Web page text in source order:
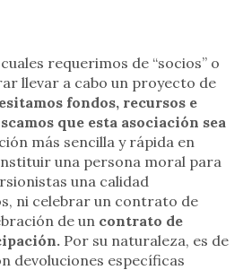
requerimos de “socios” o
llevar a cabo un proyecto de
fondos, recursos e
que esta asociación sea
más sencilla y rápida en
una persona moral para
una calidad
ni celebrar un contrato de
de un contrato de
Por su naturaleza, es de
devoluciones específicas